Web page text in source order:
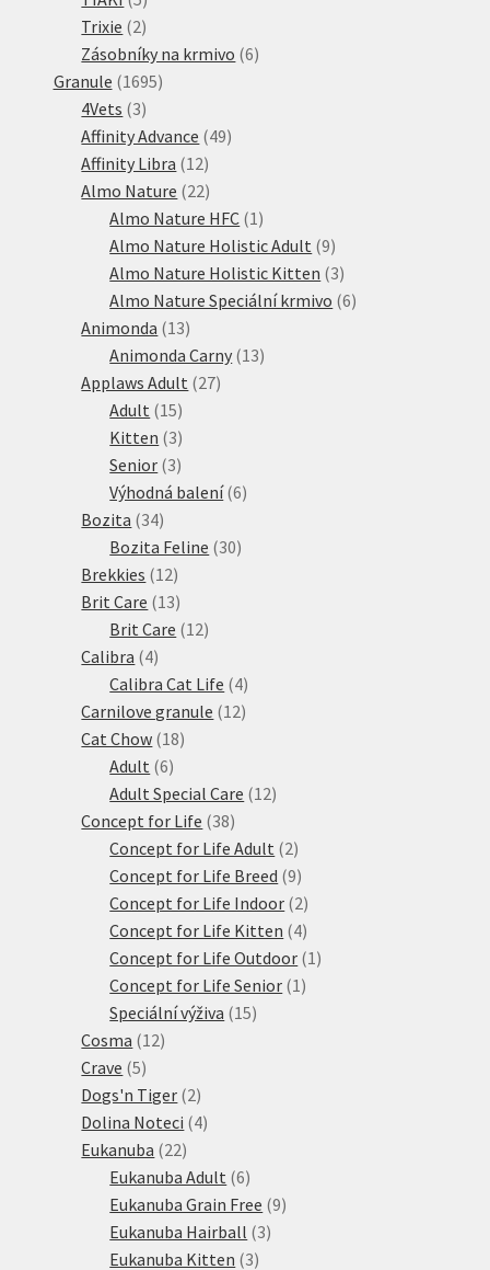
produktů
Trixie 22
produkty
Zásobníky na krmivo 66
Granule 16951695
4Vets 33
produkty
Affinity Advance 4949
Affinity Libra 1212
produktů
Almo Nature 2222
produktů
Almo Nature HFC 1 1
produkt
Almo Nature Holistic Adult 99
produktů
Almo Nature Holistic Kitten 33
produkty
Almo Nature Speciální krmivo 66
Animonda 1313
produktů
Animonda Carny 1313
Applaws Adult 2727
Adult 1515
produktů
Kitten 33
produkty
Senior 33
produkty
Výhodná balení 66
Bozita 3434
produktů
Bozita Feline 3030
Brekkies 1212
produktů
Brit Care 1313
produktů
Brit Care 1212
Calibra 44
produkty
Calibra Cat Life 44
produkty
Carnilove granule 1212
Cat Chow 1818
Adult 66
produktů
Adult Special Care 1212
Concept for Life 3838
produktů
Concept for Life Adult 22
produkty
Concept for Life Breed 99
produktů
Concept for Life Indoor 22
produkty
Concept for Life Kitten 44
produkty
Concept for Life Outdoor 1 1
Concept for Life Senior 1 1
Speciální výživa 1515
Cosma 1212
Crave 55
produktů
Dogs'n Tiger 22
produkty
Dolina Noteci 44
Eukanuba 2222
produktů
Eukanuba Adult 66
produktů
Eukanuba Grain Free 99
Eukanuba Hairball 33
Eukanuba Kitten 33